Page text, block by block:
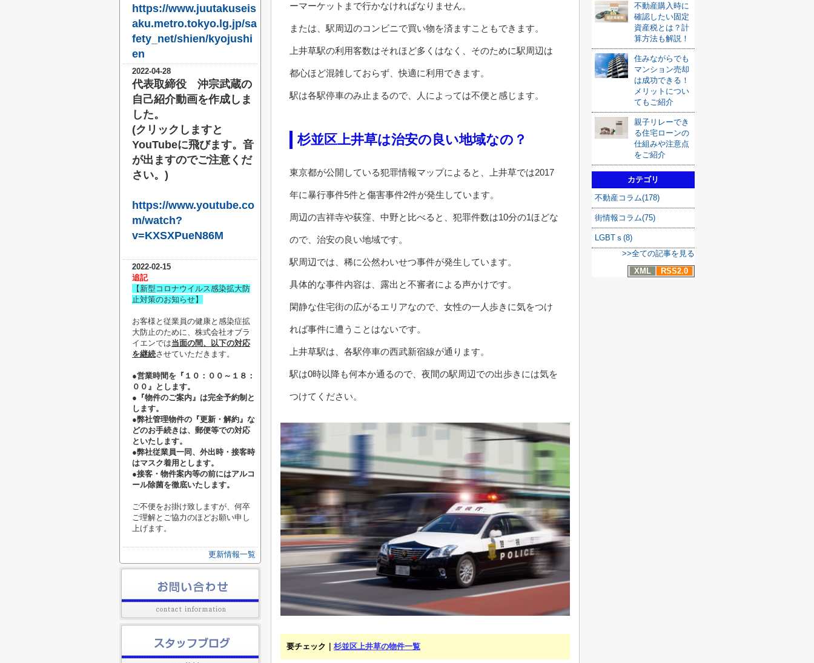
ーマーケットまで行かなければなりません。
または、駅周辺のコンビニで買い物を済ますこともできます。
上井草駅の利用客数はそれほど多くはなく、そのために駅周辺は
都心ほど混雑しておらず、快適に利用できます。
駅は各駅停車のみ止まるので、人によっては不便と感じます。
杉並区上井草は治安の良い地域なの？
東京都が公開している犯罪情報マップによると、上井草では2017
年に暴行事件5件と傷害事件2件が発生しています。
周辺の吉祥寺や荻窪、中野と比べると、犯罪件数は10分の1ほどな
ので、治安の良い地域です。
駅周辺では、稀に公然わいせつ事件が発生しています。
具体的な事件内容は、露出と不審者による声かけです。
閑静な住宅街の広がるエリアなので、女性の一人歩きに気をつけ
れば事件に遭うことはないです。
上井草駅は、各駅停車の西武新宿線が通ります。
駅は0時以降も何本か通るので、夜間の駅周辺での出歩きには気を
つけてください。
要チェック｜ 杉並区上井草の物件一覧
不動産購入時に
確認したい固定
資産税とは？計
算方法も解説！
住みながらでも
マンション売却
は成功できる！
メリットについ
てもご紹介
親子リレーでき
る住宅ローンの
仕組みや注意点
をご紹介
カテゴリ
不動産コラム(178)
街情報コラム(75)
LGBTｓ(8)
>>全ての記事を見る
XML
RSS2.0
https://www.juutakuseis
aku.metro.tokyo.lg.jp/sa
fety_net/shien/kyojushi
en
2022-04-28
代表取締役 沖宗武蔵の
自己紹介動画を作成しま
した。
(クリックしますと
YouTubeに飛びます。音
が出ますのでご注意くだ
さい。)
https://www.youtube.co
m/watch?
v=KXSXPueN86M
2022-02-15
追記
【新型コロナウイルス感染拡大防
止対策のお知らせ】
お客様と従業員の健康と感染症拡
大防止のために、株式会社オブラ
イエンでは当面の間、以下の対応
を継続させていただきます。
●営業時間を『１０：００～１８：
００』とします。
●『物件のご案内』は完全予約制と
します。
●弊社管理物件の『更新・解約』な
どのお手続きは、郵便等での対応
といたします。
●弊社従業員一同、外出時・接客時
はマスク着用とします。
●接客・物件案内等の前にはアルコ
ール除菌を徹底いたします。
ご不便をお掛け致しますが、何卒
ご理解とご協力のほどお願い申し
上げます。
更新情報一覧